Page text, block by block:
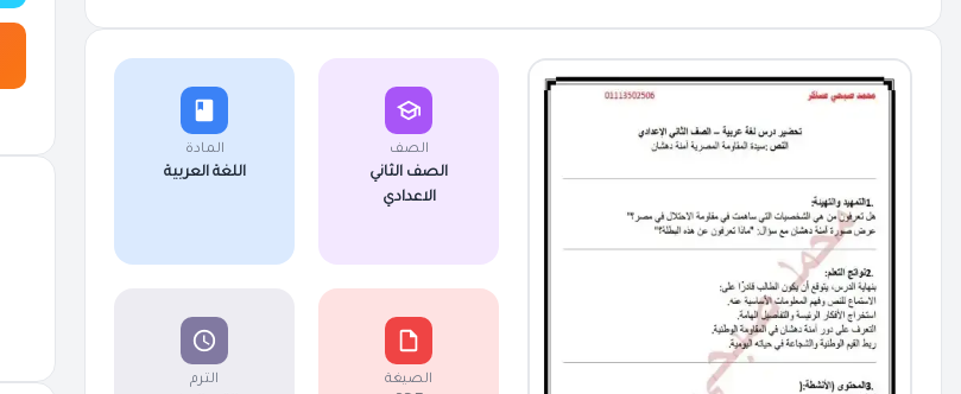
الصف
الصف الثاني
الاعدادي
المادة
اللغة العربية
الصيغة الترم